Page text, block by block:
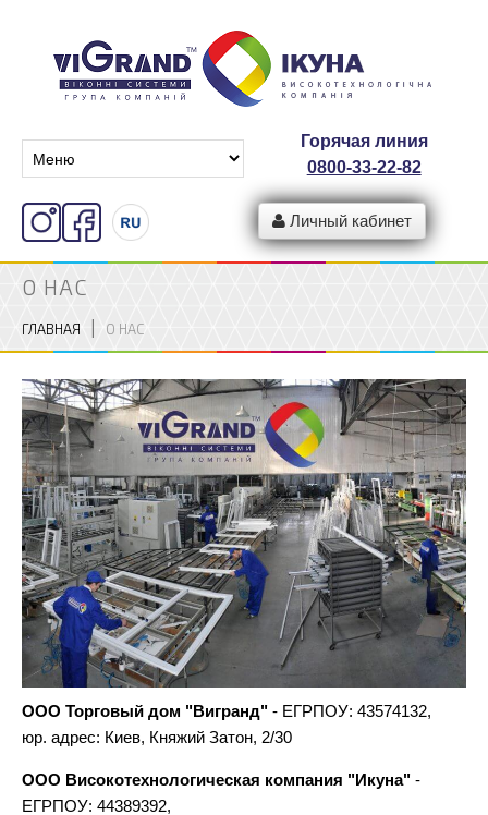
Горячая линия
0800-33-22-82
Личный кабинет
О НАС
ГЛАВНАЯ О НАС
ООО Торговый дом "Вигранд" - ЕГРПОУ: 43574132,
юр. адрес: Киев, Княжий Затон, 2/30
ООО Високотехнологическая компания "Икуна" -
ЕГРПОУ: 44389392,